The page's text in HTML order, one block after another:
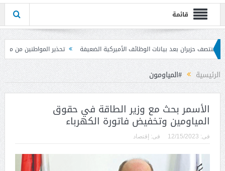
قائمة
الأميركية الضعيفة تحذير المواطنين من مشاركة رمز الـ OTP كركي:
الرئيسية #المياومون
الأسمر بحث مع وزير الطاقة في حقوق
المياومين وتخفيض فاتورة الكهرباء
فى: 12/15/2023 فى: إقتصاد